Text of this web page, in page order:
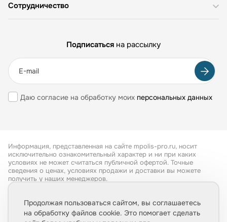
Сотрудничество
Подписаться на рассылку
Даю согласие на обработку моих персональных данных
Информация, представленная на сайте mpolis-pro.ru, носит
исключительно ознакомительный характер и ни при каких
условиях не может считаться публичной офертой. Точные
сведения о ценах, условиях продажи и доставки вы можете
получить у наших менеджеров.
Обработка персональных данных
Продолжая пользоваться сайтом, вы соглашаетесь
на обработку файлов cookie. Это помогает сделать